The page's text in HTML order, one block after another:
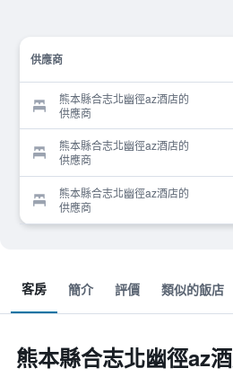
供應商
熊本縣合志北幽徑az酒店的
供應商
熊本縣合志北幽徑az酒店的
供應商
熊本縣合志北幽徑az酒店的
供應商
客房 簡介 評價 類似的飯店
熊本縣合志北幽徑az